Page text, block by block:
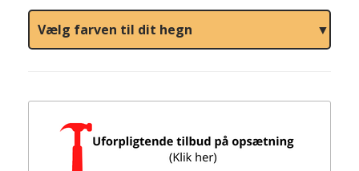
Vælg farven til dit hegn